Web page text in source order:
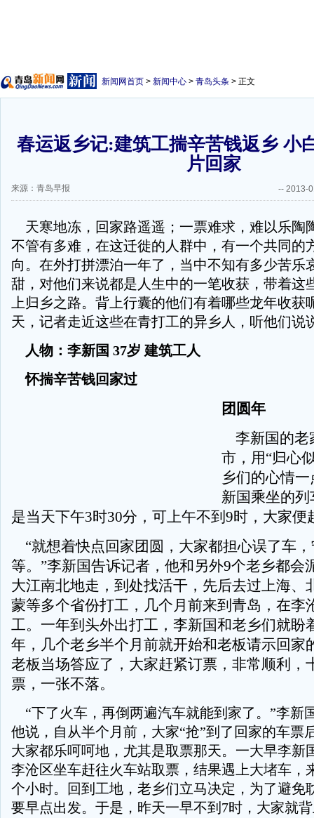
新闻网首页 > 新闻中心 > 青岛头条 > 正文
春运返乡记:建筑工揣辛苦钱返乡 小
片回家
来源：青岛早报 -- 2013-
天寒地冻，回家路遥遥；一票难求，难以乐陶
不管有多难，在这迁徙的人群中，有一个共同
向。在外打拼漂泊一年了，当中不知有多少苦乐
甜，对他们来说都是人生中的一笔收获，带着这
上归乡之路。背上行囊的他们有着哪些龙年收获
天，记者走近这些在青打工的异乡人，听他们说
人物：李新国 37岁 建筑工人
怀揣辛苦钱回家过
团圆年
李新国的老
市，用“归心
乡们的心情
新国乘坐的
是当天下午3时30分，可上午不到9时，大家便
“就想着快点回家团圆，大家都担心误了车
等。”李新国告诉记者，他和另外9个老乡都会
大江南北地走，到处找活干，先后去过上海、
蒙等多个省份打工，几个月前来到青岛，在李
工。一年到头外出打工，李新国和老乡们就盼
年，几个老乡半个月前就开始和老板请示回家
老板当场答应了，大家赶紧订票，非常顺利，
票，一张不落。
“下了火车，再倒两遍汽车就能到家了。”李新
他说，自从半个月前，大家“抢”到了回家的车票
大家都乐呵呵地，尤其是取票那天。一大早李新
李沧区坐车赶往火车站取票，结果遇上大堵车，
个小时。回到工地，老乡们立马决定，为了避免
要早点出发。于是，昨天一早不到7时，大家就